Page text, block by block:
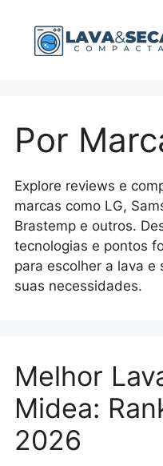
Por
Explore reviews e
marcas como LG,
Brastemp e outros.
tecnologias e pontos
para escolher a lava e
suas necessidades.
Melhor
Midea:
2026